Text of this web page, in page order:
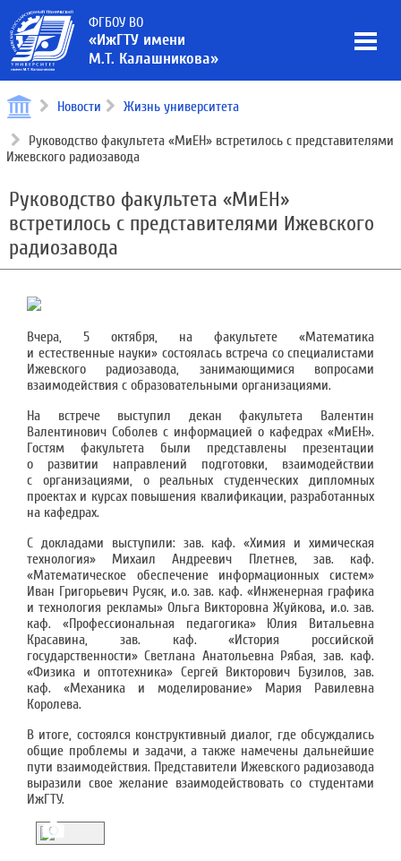
ФГБОУ ВО
«ИжГТУ имени
М.Т. Калашникова»
Новости Жизнь университета
Руководство факультета «МиЕН» встретилось с представителями
Ижевского радиозавода
Руководство факультета «МиЕН»
встретилось с представителями Ижевского
радиозавода
Вчера, 5 октября, на факультете «Математика
и естественные науки» состоялась встреча со специалистами
Ижевского радиозавода, занимающимися вопросами
взаимодействия с образовательными организациями.
На встрече выступил декан факультета Валентин
Валентинович Соболев с информацией о кафедрах «МиЕН».
Гостям факультета были представлены презентации
о развитии направлений подготовки, взаимодействии
с организациями, о реальных студенческих дипломных
проектах и курсах повышения квалификации, разработанных
на кафедрах.
С докладами выступили: зав. каф. «Химия и химическая
технология» Михаил Андреевич Плетнев, зав. каф.
«Математическое обеспечение информационных систем»
Иван Григорьевич Русяк, и.о. зав. каф. «Инженерная графика
и технология рекламы» Ольга Викторовна Жуйкова, и.о. зав.
каф. «Профессиональная педагогика» Юлия Витальевна
Красавина, зав. каф. «История российской
государственности» Светлана Анатольевна Рябая, зав. каф.
«Физика и оптотехника» Сергей Викторович Бузилов, зав.
каф. «Механика и моделирование» Мария Равилевна
Королева.
В итоге, состоялся конструктивный диалог, где обсуждались
общие проблемы и задачи, а также намечены дальнейшие
пути взаимодействия. Представители Ижевского радиозавода
выразили свое желание взаимодействовать со студентами
ИжГТУ.